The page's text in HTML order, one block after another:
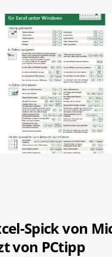
Spick von
von PCtipp